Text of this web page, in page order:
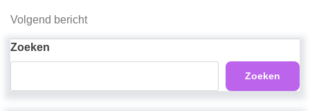
Volgend
Volgend bericht
Zoeken
Zoeken